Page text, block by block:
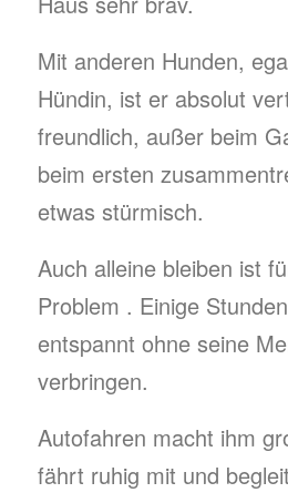
Mit anderen Hunden,
Hündin, ist er absolut
freundlich, außer beim
beim ersten
etwas stürmisch.
Auch alleine bleiben ist
Problem . Einige
entspannt ohne seine
verbringen.
Autofahren macht ihm
fährt ruhig mit und